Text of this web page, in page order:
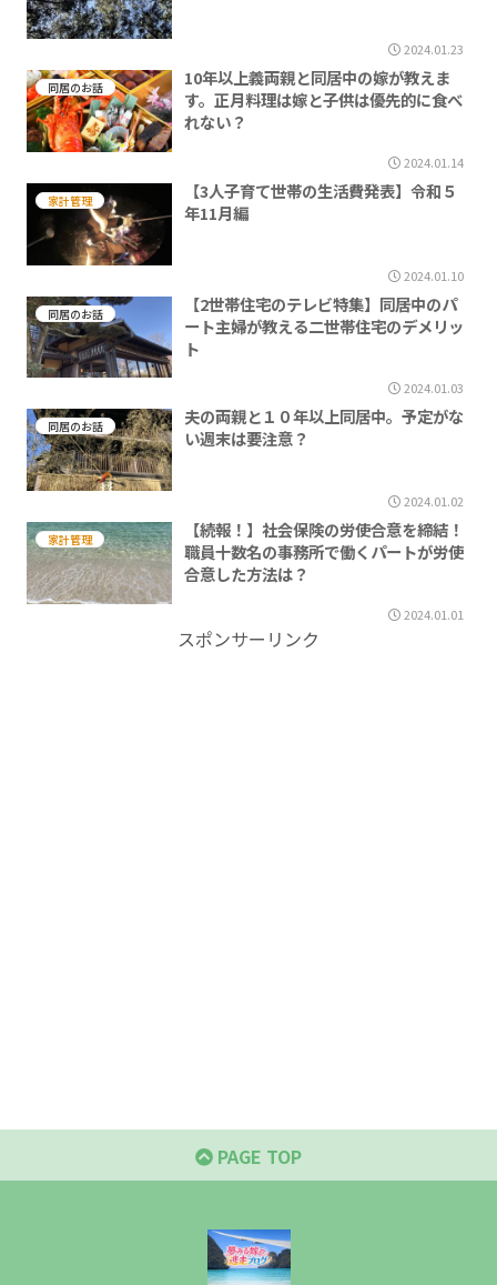
2024.01.23
同居のお話
10年以上義両親と同居中の嫁が教えま
す。正月料理は嫁と子供は優先的に食べ
れない？
2024.01.14
家計管理
【3人子育て世帯の生活費発表】令和５
年11月編
2024.01.10
同居のお話
【2世帯住宅のテレビ特集】同居中のパ
ート主婦が教える二世帯住宅のデメリッ
ト
2024.01.03
同居のお話
夫の両親と１０年以上同居中。予定がな
い週末は要注意？
2024.01.02
家計管理
【続報！】社会保険の労使合意を締結！
職員十数名の事務所で働くパートが労使
合意した方法は？
2024.01.01
スポンサーリンク
PAGE TOP